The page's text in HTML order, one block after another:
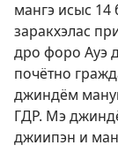
мангэ исыс 14
заракхэлас
дро форо Ауэ
почётно
джиндём
ГДР. Мэ
джиипэн и